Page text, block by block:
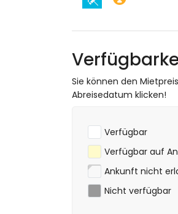
Sie können den
Abreisedatum klicken!
Verfügbar
Verfügbar auf
Ankunft nicht
Nicht verfügbar